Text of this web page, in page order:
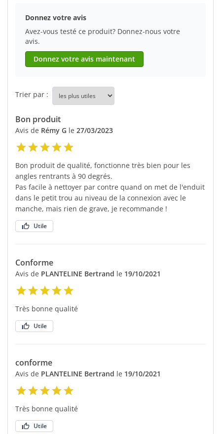
Donnez votre avis
Avez-vous testé ce produit? Donnez-nous votre
avis.
Donnez votre avis maintenant
Trier par :
Bon produit
Avis de Rémy G le 27/03/2023
Bon produit de qualité, fonctionne très bien pour les
angles rentrants à 90 degrés.
Pas facile à nettoyer par contre quand on met de l'enduit
dans le petit trou au niveau de la connexion avec le
manche, mais rien de grave, je recommande !
Utile
Conforme
Avis de PLANTELINE Bertrand le 19/10/2021
Très bonne qualité
Utile
conforme
Avis de PLANTELINE Bertrand le 19/10/2021
Très bonne qualité
Utile